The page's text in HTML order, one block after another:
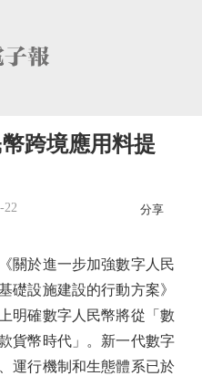
跨境應用料提
22 分享
於進一步加強數字人民
礎設施建設的行動方案》
明確數字人民幣將從「數
貨幣時代」。新一代數字
運行機制和生態體系已於